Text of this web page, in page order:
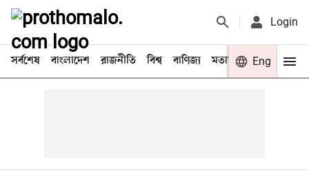
Login
সর্বশেষ বাংলাদেশ রাজনীতি বিশ্ব বাণিজ্য মতামত খেলা
Eng